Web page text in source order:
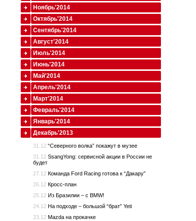
Ноябрь'2014
Октябрь'2014
Сентябрь'2014
Август'2014
Июль'2014
Июнь'2014
Май'2014
Апрель'2014
Март'2014
Февраль'2014
Январь'2014
Декабрь'2013
31.12 “Северного волка” покажут в музее
31.12 SsangYong: сервисной акции в России не
будет
27.12 Команда Ford Racing готова к “Дакару”
26.12 Кросс-план
25.12 Из Бразилии – с BMW!
24.12 На подходе – большой “брат” Yeti
23.12 Mazda на прокачке